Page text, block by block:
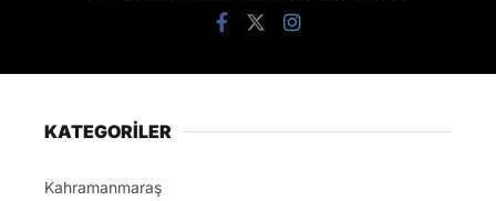
KATEGORİLER
Kahramanmaraş